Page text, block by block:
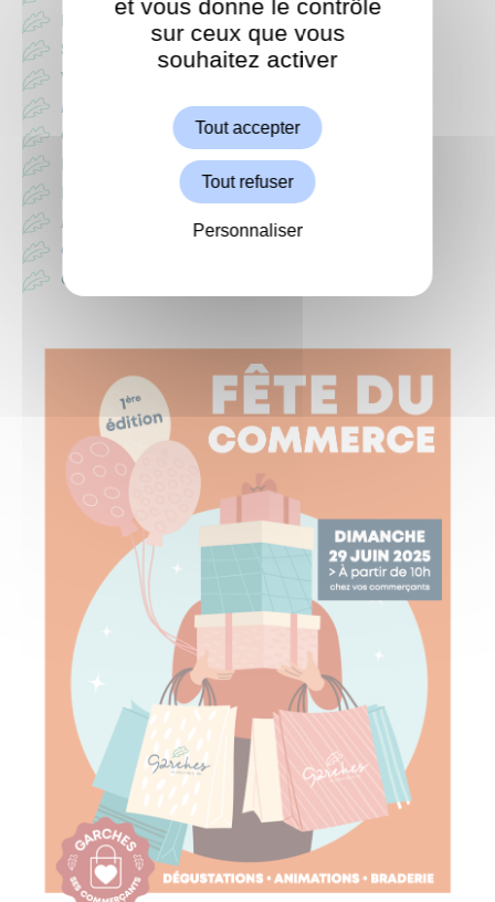
Saké
We Vape
Marché Bio
Gina Gino Coiffeur
Michel de Vélo : atelier de réparation
Carrefour : petit-déjeuner offert
Cocoon
ShareThis est désactivé.
et vous donne le contrôle
sur ceux que vous
souhaitez activer
Tout accepter
Tout refuser
Personnaliser